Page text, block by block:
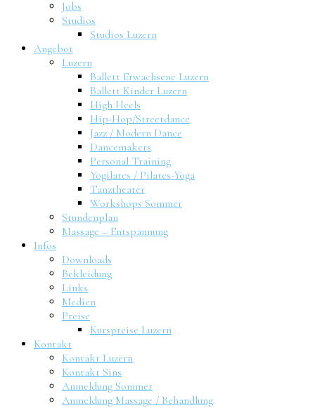
Jobs
Studios
Studios Luzern
Angebot
Luzern
Ballett Erwachsene Luzern
Ballett Kinder Luzern
High Heels
Hip-Hop/Streetdance
Jazz / Modern Dance
Dancemakers
Personal Training
Yogilates / Pilates-Yoga
Tanztheater
Workshops Sommer
Stundenplan
Massage – Entspannung
Infos
Downloads
Bekleidung
Links
Medien
Preise
Kurspreise Luzern
Kontakt
Kontakt Luzern
Kontakt Sins
Anmeldung Sommer
Anmeldung Massage / Behandlung